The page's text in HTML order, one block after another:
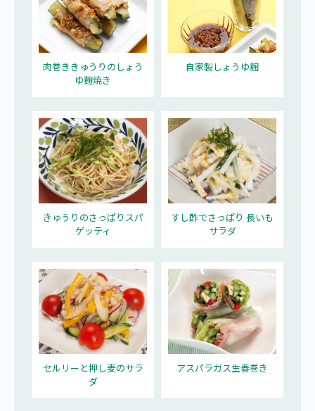
肉巻ききゅうりのしょう
ゆ麹焼き
自家製しょうゆ麹
きゅうりのさっぱりスパ
ゲッティ
すし酢でさっぱり 長いも
サラダ
セルリーと押し麦のサラ
ダ
アスパラガス生春巻き